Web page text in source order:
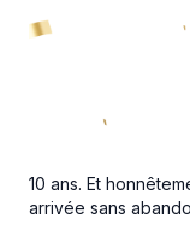
10 ans. Et
arrivée sans